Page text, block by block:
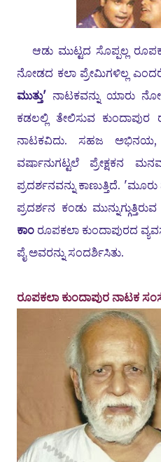
ಆಡು ಮುಟ್ಟದ ಸೊಪ್ಪಲ್ಲ
ನೋಡದ ಕಲಾ ಪ್ರೇಮಿಗಳಿಲ್ಲ
ಮುತ್ತು' ನಾಟಕವನ್ನು ಯಾರು
ಕಡಲಲ್ಲಿ ತೇಲಿಸುವ ಕುಂದಾಪುರ
ನಾಟಕವಿದು. ಸಹಜ
ವರ್ಷಾನುಗಟ್ಟಲೆ ಪ್ರೇಕ್ಷಕನ
ಪ್ರದರ್ಶನವನ್ನು ಕಾಣುತ್ತಿದೆ.
ಪ್ರದರ್ಶನ ಕಂಡು
ಕಾಂ ರೂಪಕಲಾ ಕುಂದಾಪುರದ
ಪೈ ಅವರನ್ನು ಸಂದರ್ಶಿಸಿತು.
ರೂಪಕಲಾ ಕುಂದಾಪುರ ನಾಟಕ